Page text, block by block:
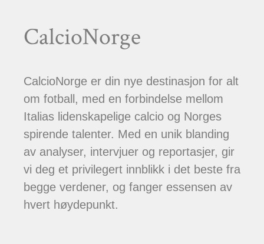
CalcioNorge
CalcioNorge er din nye destinasjon for alt
om fotball, med en forbindelse mellom
Italias lidenskapelige calcio og Norges
spirende talenter. Med en unik blanding
av analyser, intervjuer og reportasjer, gir
vi deg et privilegert innblikk i det beste fra
begge verdener, og fanger essensen av
hvert høydepunkt.